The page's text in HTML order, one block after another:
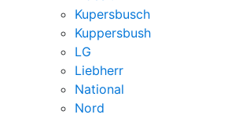
Kupersbusch
Kuppersbush
LG
Liebherr
National
Nord